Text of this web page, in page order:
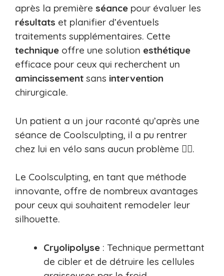
après la première séance pour évaluer les
résultats et planifier d’éventuels
traitements supplémentaires. Cette
technique offre une solution esthétique
efficace pour ceux qui recherchent un
amincissement sans intervention
chirurgicale.
Un patient a un jour raconté qu’après une
séance de Coolsculpting, il a pu rentrer
chez lui en vélo sans aucun problème 🚴‍♂️.
Le Coolsculpting, en tant que méthode
innovante, offre de nombreux avantages
pour ceux qui souhaitent remodeler leur
silhouette.
Cryolipolyse : Technique permettant
de cibler et de détruire les cellules